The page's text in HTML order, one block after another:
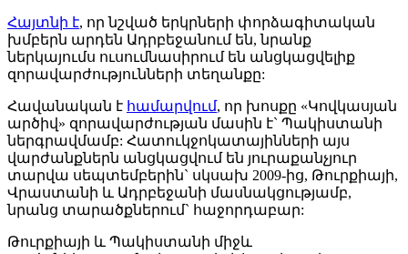
Հայտնի է, որ նշված երկրների փորձագիտական
խմբերն արդեն Ադրբեջանում են, նրանք
ներկայումս ուսումնասիրում են անցկացվելիք
զորավարժությունների տեղանքը:
Հավանական է համարվում, որ խոսքը «Կովկասյան
արծիվ» զորավարժության մասին է` Պակիստանի
ներգրավմամբ: Հատուկջոկատայինների այս
վարժանքներն անցկացվում են յուրաքանչյուր
տարվա սեպտեմբերին` սկսախ 2009-ից, Թուրքիայի,
Վրաստանի և Ադրբեջանի մասնակցությամբ,
նրանց տարածքներում` հաջորդաբար:
Թուրքիայի և Պակիստանի միջև